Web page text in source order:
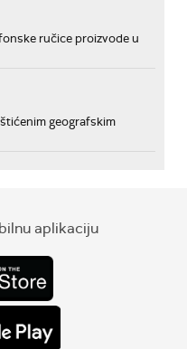
ručice proizvode u
geografskim
aplikaciju